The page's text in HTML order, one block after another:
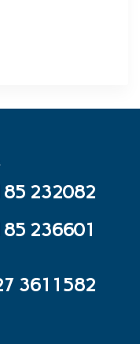
232082
236601
3611582